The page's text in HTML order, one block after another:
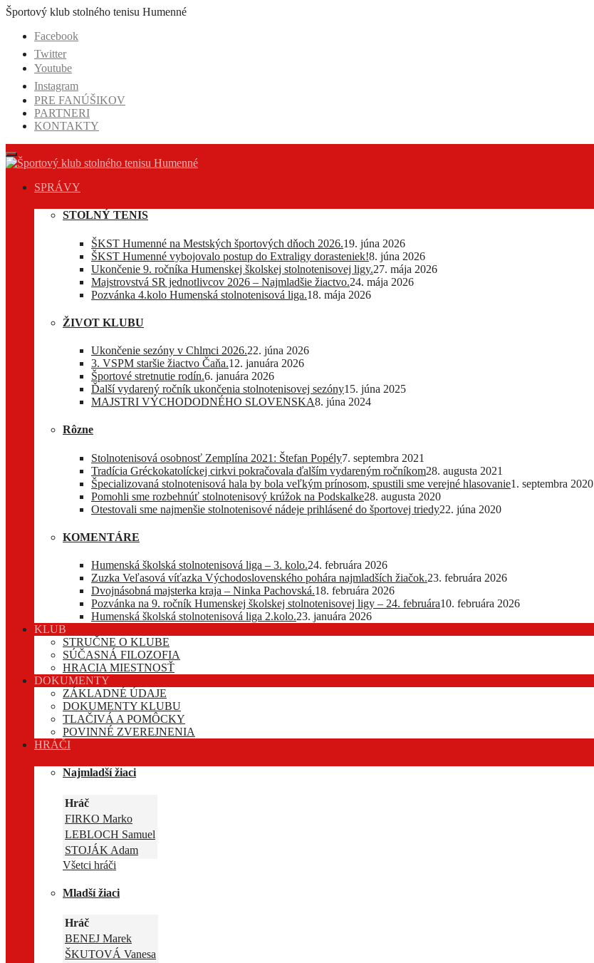
Prejsť
obsah
Športový klub stolného tenisu Humenné
Facebook
Twitter
Youtube
Instagram
PRE FANÚŠIKOV
PARTNERI
KONTAKTY
SPRÁVY
STOLNÝ TENIS
ŠKST Humenné na Mestských športových dňoch 2026.19. júna 2026
ŠKST Humenné vybojovalo postup do Extraligy dorasteniek!8. júna 2026
Ukončenie 9. ročníka Humenskej školskej stolnotenisovej ligy.27. mája 2026
Majstrovstvá SR jednotlivcov 2026 – Najmladšie žiactvo.24. mája 2026
Pozvánka 4.kolo Humenská stolnotenisová liga.18. mája 2026
ŽIVOT KLUBU
Ukončenie sezóny v Chlmci 2026.22. júna 2026
3. VSPM staršie žiactvo Čaňa.12. januára 2026
Športové stretnutie rodín.6. januára 2026
Ďalší vydarený ročník ukončenia stolnotenisovej sezóny15. júna 2025
MAJSTRI VÝCHODODNÉHO SLOVENSKA8. júna 2024
Rôzne
Stolnotenisová osobnosť Zemplína 2021: Štefan Popély7. septembra 2021
Tradícia Gréckokatolíckej cirkvi pokračovala ďalším vydareným ročníkom28. augusta 2021
Špecializovaná stolnotenisová hala by bola veľkým prínosom, spustili sme verejné hlasovanie1. septembra 2020
Pomohli sme rozbehnúť stolnotenisový krúžok na Podskalke28. augusta 2020
Otestovali sme najmenšie stolnotenisové nádeje prihlásené do športovej triedy22. júna 2020
KOMENTÁRE
Humenská školská stolnotenisová liga – 3. kolo.24. februára 2026
Zuzka Veľasová víťazka Východoslovenského pohára najmladších žiačok.23. februára 2026
Dvojnásobná majsterka kraja – Ninka Pachovská.18. februára 2026
Pozvánka na 9. ročník Humenskej školskej stolnotenisovej ligy – 24. februára10. februára 2026
Humenská školská stolnotenisová liga 2.kolo.23. januára 2026
KLUB
STRUČNE O KLUBE
SÚČASNÁ FILOZOFIA
HRACIA MIESTNOSŤ
DOKUMENTY
ZÁKLADNÉ ÚDAJE
DOKUMENTY KLUBU
TLAČIVÁ A POMÔCKY
POVINNÉ ZVEREJNENIA
HRÁČI
Najmladší žiaci
Hráč
FIRKO Marko
LEBLOCH Samuel
STOJÁK Adam
Všetci hráči
Mladší žiaci
Hráč
BENEJ Marek
ŠKUTOVÁ Vanesa